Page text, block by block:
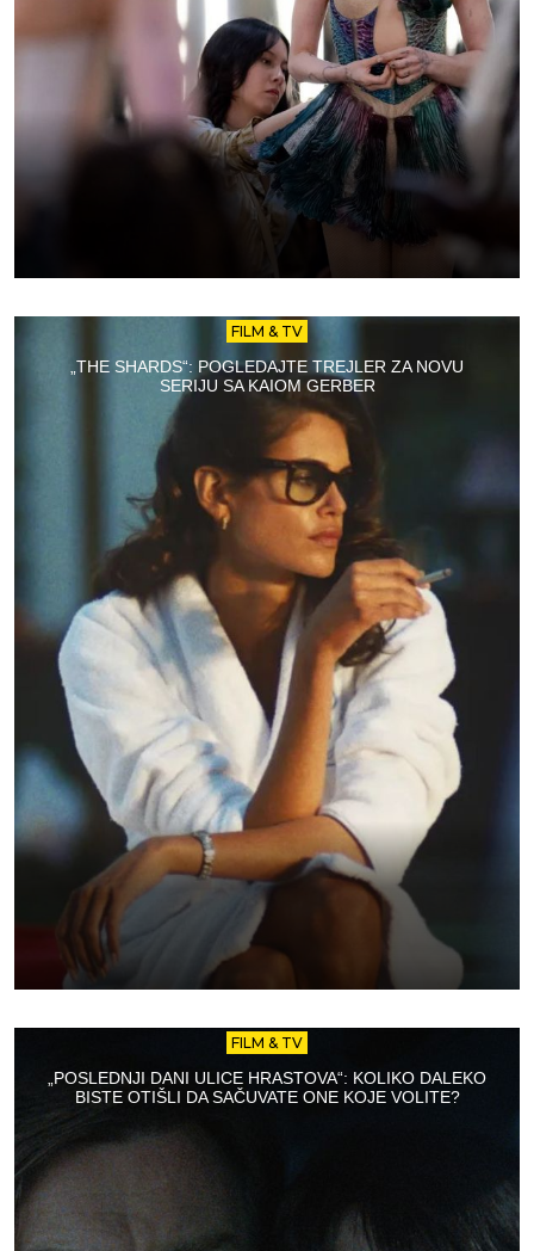
FILM & TV
„THE SHARDS“: POGLEDAJTE TREJLER ZA NOVU
SERIJU SA KAIOM GERBER
FILM & TV
„POSLEDNJI DANI ULICE HRASTOVA“: KOLIKO DALEKO
BISTE OTIŠLI DA SAČUVATE ONE KOJE VOLITE?